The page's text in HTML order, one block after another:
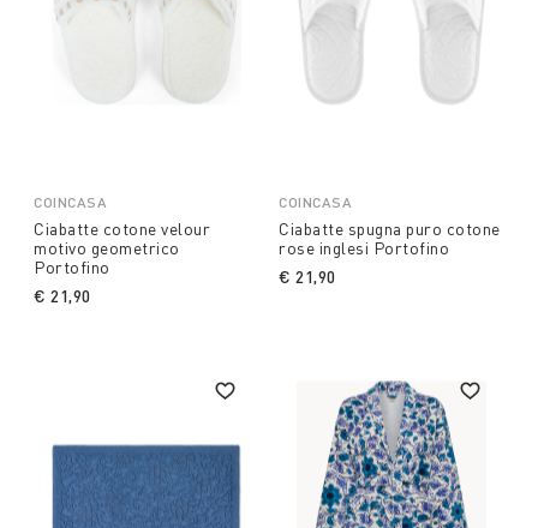
COINCASA
Ciabatte cotone velour
motivo geometrico
Portofino
€ 21,90
COINCASA
Ciabatte spugna puro cotone
rose inglesi Portofino
€ 21,90